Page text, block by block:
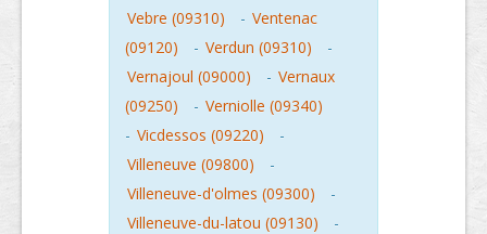
Vebre (09310)
- Ventenac
(09120)
- Verdun (09310)
-
Vernajoul (09000)
- Vernaux
(09250)
- Verniolle (09340)
- Vicdessos (09220)
-
Villeneuve (09800)
-
Villeneuve-d'olmes (09300)
-
Villeneuve-du-latou (09130)
-